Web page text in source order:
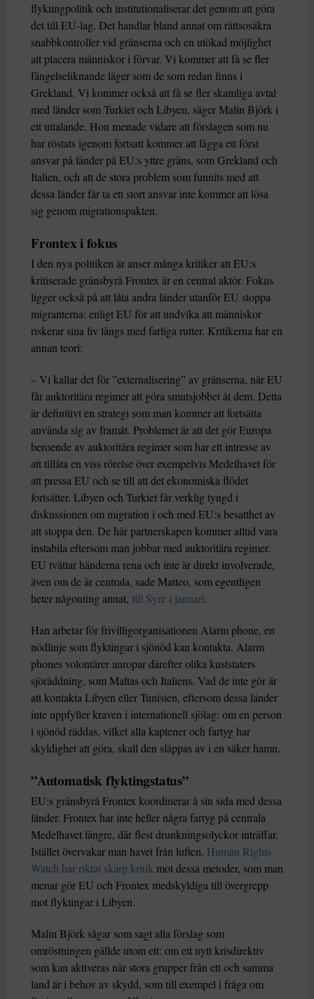
flyktingpolitik och institutionaliserar det genom att göra
det till EU-lag. Det handlar bland annat om rättsosäkra
snabbkontroller vid gränserna och en utökad möjlighet
att placera människor i förvar. Vi kommer att få se fler
fängelseliknande läger som de som redan finns i
Grekland. Vi kommer också att få se fler skamliga avtal
med länder som Turkiet och Libyen, säger Malin Björk i
ett uttalande. Hon menade vidare att förslagen som nu
har röstats igenom fortsatt kommer att lägga ett först
ansvar på länder på EU:s yttre gräns, som Grekland och
Italien, och att de stora problem som funnits med att
dessa länder får ta ett stort ansvar inte kommer att lösa
sig genom migrationspakten.
Frontex i fokus
I den nya politiken är anser många kritiker att EU:s
kritiserade gränsbyrå Frontex är en central aktör. Fokus
ligger också på att låta andra länder utanför EU stoppa
migranterna: enligt EU för att undvika att människor
riskerar sina liv längs med farliga rutter. Kritikerna har en
annan teori:
– Vi kallar det för ”externalisering” av gränserna, när EU
får auktoritära regimer att göra smutsjobbet åt dem. Detta
är definitivt en strategi som man kommer att fortsätta
använda sig av framåt. Problemet är att det gör Europa
beroende av auktoritära regimer som har ett intresse av
att tillåta en viss rörelse över exempelvis Medelhavet för
att pressa EU och se till att det ekonomiska flödet
fortsätter. Libyen och Turkiet får verklig tyngd i
diskussionen om migration i och med EU:s besatthet av
att stoppa den. De här partnerskapen kommer alltid vara
instabila eftersom man jobbar med auktoritära regimer.
EU tvättar händerna rena och inte är direkt involverade,
även om de är centrala, sade Matteo, som egentligen
heter någonting annat, till Syre i januari.
Han arbetar för frivilligorganisationen Alarm phone, en
nödlinje som flyktingar i sjönöd kan kontakta. Alarm
phones volontärer anropar därefter olika kuststaters
sjöräddning, som Maltas och Italiens. Vad de inte gör är
att kontakta Libyen eller Tunisien, eftersom dessa länder
inte uppfyller kraven i internationell sjölag: om en person
i sjönöd räddas, vilket alla kaptener och fartyg har
skyldighet att göra, skall den släppas av i en säker hamn.
”Automatisk flyktingstatus”
EU:s gränsbyrå Frontex koordinerar å sin sida med dessa
länder. Frontex har inte heller några fartyg på centrala
Medelhavet längre, där flest drunkningsolyckor inträffar.
Istället övervakar man havet från luften. Human Rights
Watch har riktat skarp kritik mot dessa metoder, som man
menar gör EU och Frontex medskyldiga till övergrepp
mot flyktingar i Libyen.
Malin Björk sågar som sagt alla förslag som
omröstningen gällde utom ett: om ett nytt krisdirektiv
som kan aktiveras när stora grupper från ett och samma
land är i behov av skydd, som till exempel i fråga om